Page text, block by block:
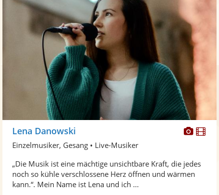
Fotos
Lena Danowski
Einzelmusiker, Gesang • Live-Musiker
„Die Musik ist eine mächtige unsichtbare Kraft, die jedes
noch so kühle verschlossene Herz öffnen und wärmen
kann.“. Mein Name ist Lena und ich ...